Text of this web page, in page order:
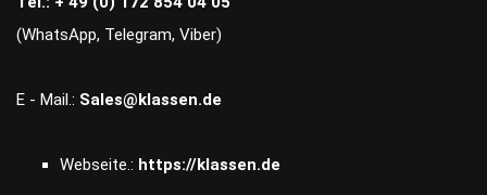
(WhatsApp, Telegram, Viber)
E - Mail.: Sales@klassen.de
Webseite.: https://klassen.de